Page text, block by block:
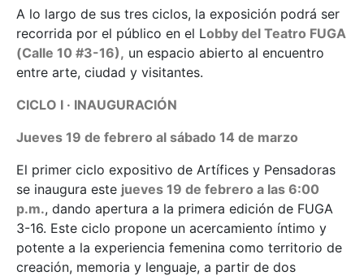
A lo largo de sus tres ciclos, la exposición podrá ser
recorrida por el público en el Lobby del Teatro FUGA
(Calle 10 #3-16), un espacio abierto al encuentro
entre arte, ciudad y visitantes.
CICLO I · INAUGURACIÓN
Jueves 19 de febrero al sábado 14 de marzo
El primer ciclo expositivo de Artífices y Pensadoras
se inaugura este jueves 19 de febrero a las 6:00
p.m., dando apertura a la primera edición de FUGA
3-16. Este ciclo propone un acercamiento íntimo y
potente a la experiencia femenina como territorio de
creación, memoria y lenguaje, a partir de dos